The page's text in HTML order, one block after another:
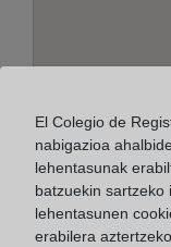
Helbidea:
El Colegio de
nabigazioa
lehentasunak
batzuekin
lehentasunen
erabilera